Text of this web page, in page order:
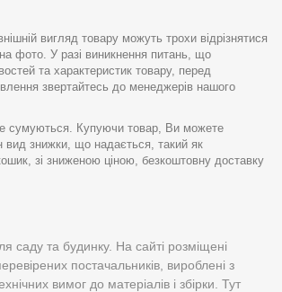
вигляд товару можуть трохи відрізнятися
фото. У разі виникнення питань, що
та характеристик товару, перед
звертайтесь до менеджерів нашого
сумуються. Купуючи товар, Ви можете
вид знижки, що надається, такий як
зі зниженою ціною, безкоштовну доставку
саду та будинку. На сайті розміщені
постачальників, вироблені з
вимог до матеріалів і збірки. Тут